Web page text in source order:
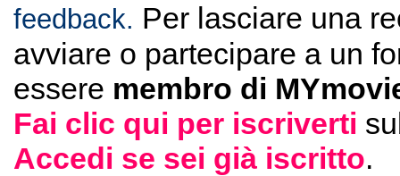
feedback. Per lasciare una
avviare o partecipare a un
essere membro di
Fai clic qui per iscriverti
Accedi se sei già iscritto.